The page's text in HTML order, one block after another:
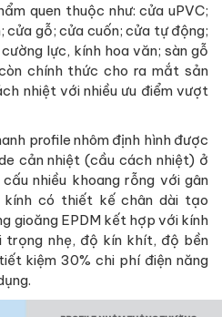
quen thuộc như: cửa uPVC;
cửa gỗ; cửa cuốn; cửa tự động;
lực, kính hoa văn; sàn gỗ
chính thức cho ra mắt sản
nhiệt với nhiều ưu điểm vượt
profile nhôm định hình được
cản nhiệt (cầu cách nhiệt) ở
nhiều khoang rỗng với gân
có thiết kế chân dài tạo
gioăng EPDM kết hợp với kính
trọng nhẹ, độ kín khít, độ bền
kiệm 30% chi phí điện năng